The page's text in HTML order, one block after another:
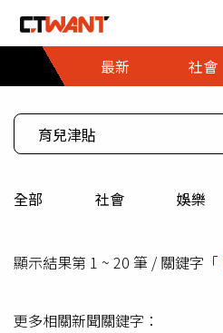
最新
社會
全部 社會 娛樂
顯示結果第 1 ~ 20 筆 / 關鍵字「
更多相關新聞關鍵字：